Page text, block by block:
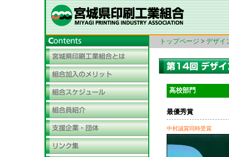
トップページ > デザイ
高校部門
最優秀賞
中村誠賞同時受賞